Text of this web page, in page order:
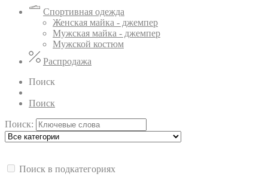
Спортивная одежда
Женская майка - джемпер
Мужская майка - джемпер
Мужской костюм
Распродажа
Поиск
Поиск
Поиск:
Поиск в подкатегориях